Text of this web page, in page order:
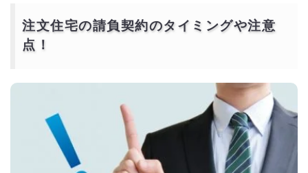
注文住宅の請負契約のタイミングや注意
点！